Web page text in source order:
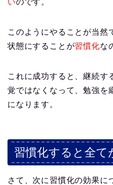
いのです。
このようにやることが当然
状態にすることが習慣化な
これに成功すると、継続す
覚ではなくなって、勉強を
になります。
習慣化すると全て
さて、次に習慣化の効果に